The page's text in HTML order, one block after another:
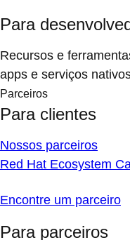
Para
Recursos e
apps e serviços
Parceiros
Para clientes
Nossos parceiros
Red Hat Ecosystem
Encontre um parceiro
Para parceiros